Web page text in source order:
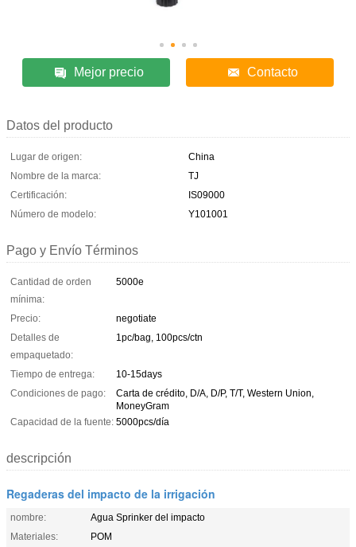
Mejor precio Contacto
Datos del producto
Lugar de origen:
China
Nombre de la marca:
TJ
Certificación:
IS09000
Número de modelo:
Y101001
Pago y Envío Términos
Cantidad de orden
mínima:
5000e
Precio:
negotiate
Detalles de
empaquetado:
1pc/bag, 100pcs/ctn
Tiempo de entrega:
10-15days
Condiciones de pago:
Carta de crédito, D/A, D/P, T/T, Western Union,
MoneyGram
Capacidad de la fuente: 5000pcs/día
descripción
Regaderas del impacto de la irrigación
nombre:
Agua Sprinker del impacto
Materiales:
POM